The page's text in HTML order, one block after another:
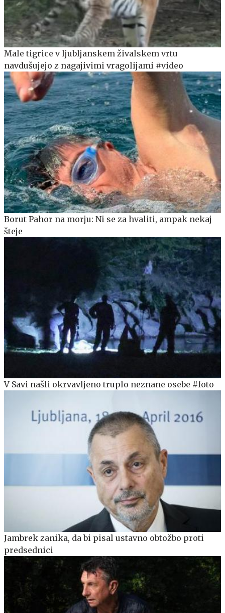
Male tigrice v ljubljanskem živalskem vrtu
navdušujejo z nagajivimi vragolijami #video
Borut Pahor na morju: Ni se za hvaliti, ampak nekaj
šteje
V Savi našli okrvavljeno truplo neznane osebe #foto
Jambrek zanika, da bi pisal ustavno obtožbo proti
predsednici